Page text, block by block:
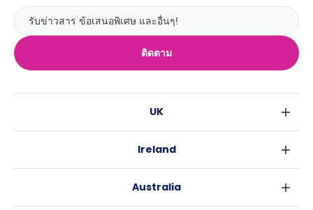
ติดตาม
UK
กลาสโกว
Ireland
Australia